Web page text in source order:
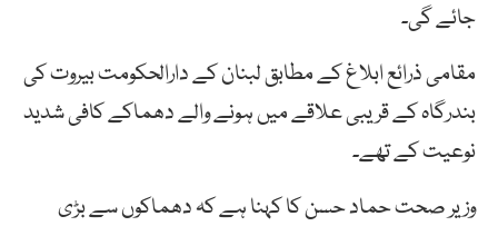
جائے گی۔
مقامی ذرائع ابلاغ کے مطابق لبنان کے دارالحکومت بیروت کی
بندرگاہ کے قریبی علاقے میں ہونے والے دھماکے کافی شدید
نوعیت کے تھے۔
وزیر صحت حماد حسن کا کہنا ہے کہ دھماکوں سے بڑی